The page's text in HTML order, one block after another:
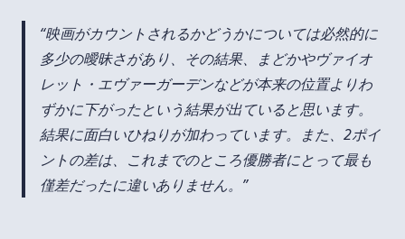
映画がカウントされるかどうかについては必然的に
多少の曖昧さがあり、その結果、まどかやヴァイオ
レット・エヴァーガーデンなどが本来の位置よりわ
ずかに下がったという結果が出ていると思います。
結果に面白いひねりが加わっています。また、2ポイ
ントの差は、これまでのところ優勝者にとって最も
僅差だったに違いありません。